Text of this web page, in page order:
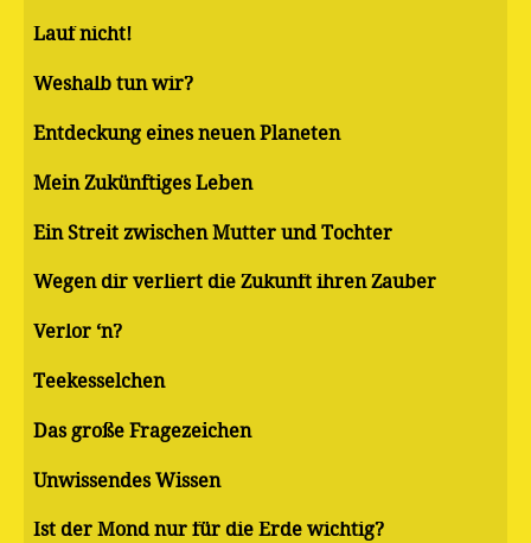
Lauf nicht!
Weshalb tun wir?
Entdeckung eines neuen Planeten
Mein Zukünftiges Leben
Ein Streit zwischen Mutter und Tochter
Wegen dir verliert die Zukunft ihren Zauber
Verlor ‘n?
Teekesselchen
Das große Fragezeichen
Unwissendes Wissen
Ist der Mond nur für die Erde wichtig?